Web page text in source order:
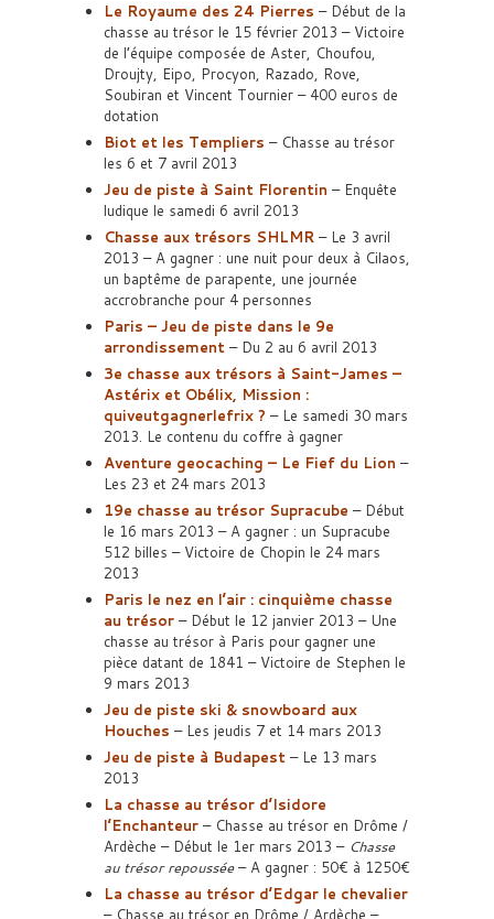
Le Royaume des 24 Pierres – Début de la
chasse au trésor le 15 février 2013 – Victoire
de l’équipe composée de Aster, Choufou,
Droujty, Eipo, Procyon, Razado, Rove,
Soubiran et Vincent Tournier – 400 euros de
dotation
Biot et les Templiers – Chasse au trésor
les 6 et 7 avril 2013
Jeu de piste à Saint Florentin – Enquête
ludique le samedi 6 avril 2013
Chasse aux trésors SHLMR – Le 3 avril
2013 – A gagner : une nuit pour deux à Cilaos,
un baptême de parapente, une journée
accrobranche pour 4 personnes
Paris – Jeu de piste dans le 9e
arrondissement – Du 2 au 6 avril 2013
3e chasse aux trésors à Saint-James –
Astérix et Obélix, Mission :
quiveutgagnerlefrix ? – Le samedi 30 mars
2013. Le contenu du coffre à gagner
Aventure geocaching – Le Fief du Lion –
Les 23 et 24 mars 2013
19e chasse au trésor Supracube – Début
le 16 mars 2013 – A gagner : un Supracube
512 billes – Victoire de Chopin le 24 mars
2013
Paris le nez en l’air : cinquième chasse
au trésor – Début le 12 janvier 2013 – Une
chasse au trésor à Paris pour gagner une
pièce datant de 1841 – Victoire de Stephen le
9 mars 2013
Jeu de piste ski & snowboard aux
Houches – Les jeudis 7 et 14 mars 2013
Jeu de piste à Budapest – Le 13 mars
2013
La chasse au trésor d’Isidore
l’Enchanteur – Chasse au trésor en Drôme /
Ardèche – Début le 1er mars 2013 – Chasse
au trésor repoussée– A gagner : 50€ à 1250€
La chasse au trésor d’Edgar le chevalier
– Chasse au trésor en Drôme / Ardèche –